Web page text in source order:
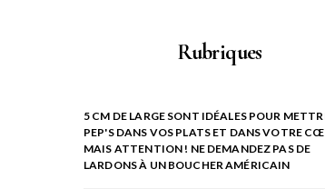
Rubriques
5 CM DE LARGE SONT IDÉALES POUR
PEP'S DANS VOS PLATS ET DANS VOTRE
MAIS ATTENTION ! NE DEMANDEZ PAS DE
LARDONS À UN BOUCHER AMÉRICAIN